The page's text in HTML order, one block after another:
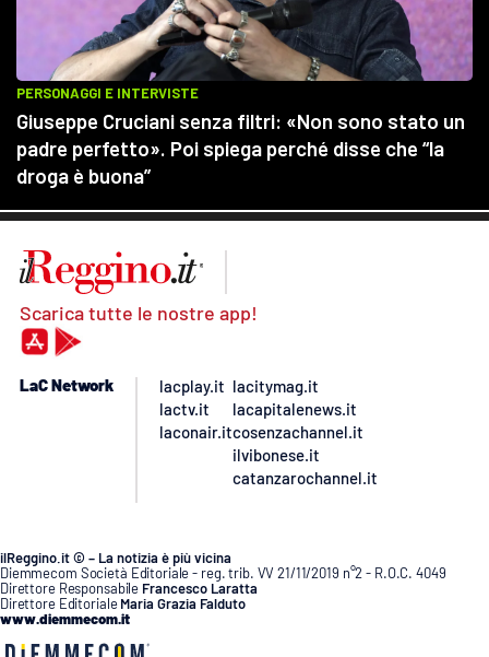
Scarica tutte le nostre app!
LaC Network
lacplay.it
lactv.it
laconair.it
lacitymag.it
lacapitalenews.it
cosenzachannel.it
ilvibonese.it
catanzarochannel.it
ilReggino.it © – La notizia è più vicina
Diemmecom Società Editoriale - reg. trib. VV 21/11/2019 n°2 - R.O.C. 4049
Direttore Responsabile Francesco Laratta
Direttore Editoriale Maria Grazia Falduto
www.diemmecom.it